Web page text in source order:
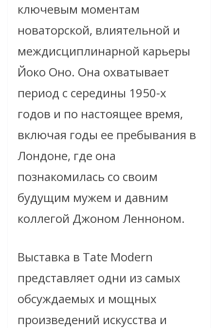
ключевым моментам
новаторской, влиятельной и
междисциплинарной карьеры
Йоко Оно. Она охватывает
период с середины 1950-х
годов и по настоящее время,
включая годы ее пребывания в
Лондоне, где она
познакомилась со своим
будущим мужем и давним
коллегой Джоном Ленноном.
Выставка в Tate Modern
представляет одни из самых
обсуждаемых и мощных
произведений искусства и